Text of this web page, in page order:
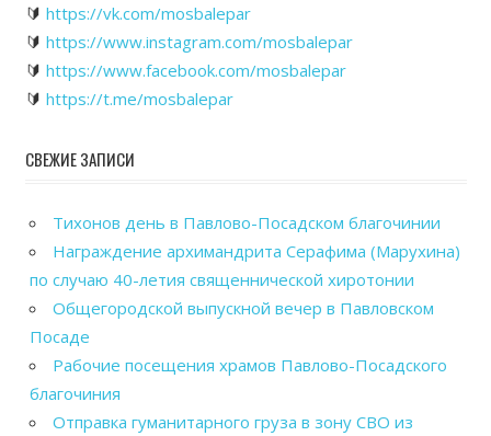
🔰 https://vk.com/mosbalepar
🔰 https://www.instagram.com/mosbalepar
🔰 https://www.facebook.com/mosbalepar
🔰 https://t.me/mosbalepar
СВЕЖИЕ ЗАПИСИ
Тихонов день в Павлово-Посадском благочинии
Награждение архимандрита Серафима (Марухина)
по случаю 40-летия священнической хиротонии
Общегородской выпускной вечер в Павловском
Посаде
Рабочие посещения храмов Павлово-Посадского
благочиния
Отправка гуманитарного груза в зону СВО из